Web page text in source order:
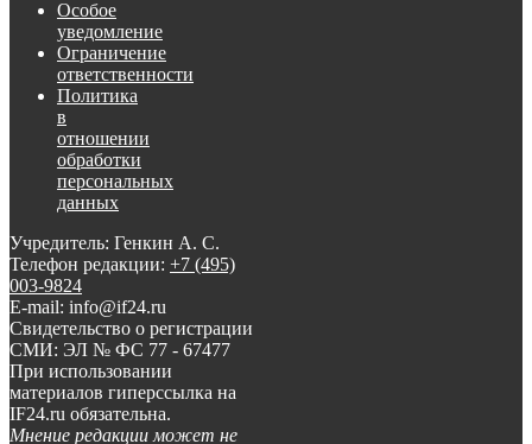
Особое
уведомление
Ограничение
ответственности
Политика
в
отношении
обработки
персональных
данных
Учредитель: Генкин А. С.
Телефон редакции: +7 (495)
003-9824
E-mail: info@if24.ru
Свидетельство о регистрации
СМИ: ЭЛ № ФС 77 - 67477
При использовании
материалов гиперссылка на
IF24.ru обязательна.
Мнение редакции может не